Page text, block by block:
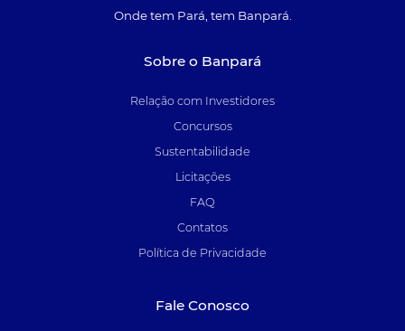
Onde tem Pará, tem Banpará.
Sobre o Banpará
Relação com Investidores
Concursos
Sustentabilidade
Licitações
FAQ
Contatos
Política de Privacidade
Fale Conosco